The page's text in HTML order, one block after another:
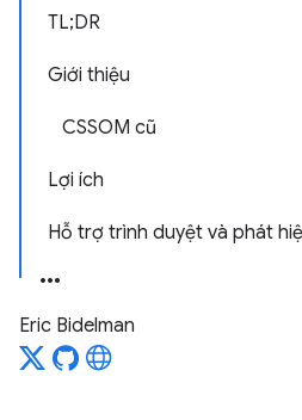
TL;DR
Giới thiệu
CSSOM cũ
Lợi ích
Hỗ trợ trình duyệt và phát
Eric Bidelman